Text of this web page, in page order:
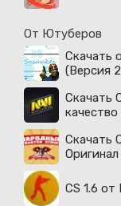
От Ютуберов
Скачать
(Версия
Скачать
Скачать
CS 1.6